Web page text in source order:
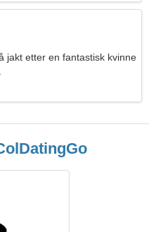
jakt etter en fantastisk kvinne